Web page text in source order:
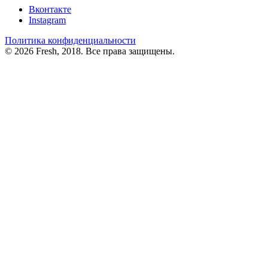
Вконтакте
Instagram
Политика конфиденциальности
© 2026 Fresh, 2018. Все права защищены.